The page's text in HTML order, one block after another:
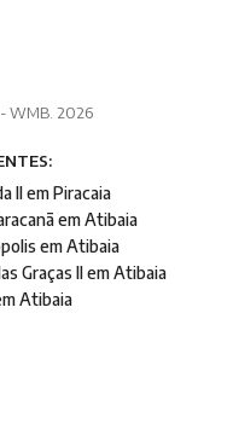
WMB. 2026
II em Piracaia
em Atibaia
em Atibaia
Graças II em Atibaia
Atibaia